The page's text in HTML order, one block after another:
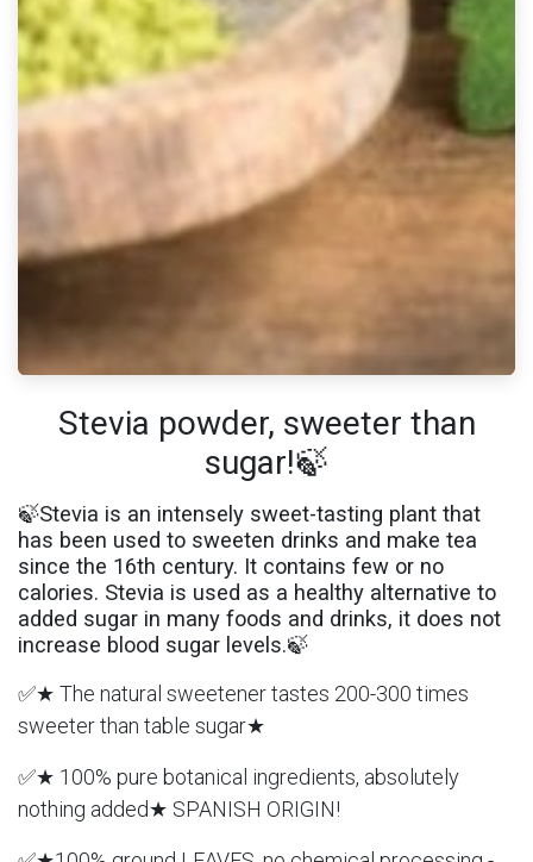
Stevia powder, sweeter than
sugar!🍃
🍃Stevia is an intensely sweet-tasting plant that
has been used to sweeten drinks and make tea
since the 16th century. It contains few or no
calories. Stevia is used as a healthy alternative to
added sugar in many foods and drinks, it does not
increase blood sugar levels.🍃
✅★ The natural sweetener tastes 200-300 times
sweeter than table sugar★
✅★ 100% pure botanical ingredients, absolutely
nothing added★ SPANISH ORIGIN!